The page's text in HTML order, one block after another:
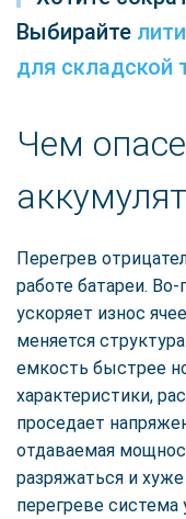
Выбирайте
для складской
Чем
Перегрев
работе батареи.
ускоряет износ
меняется
емкость быстрее
характеристики,
проседает
отдаваемая
разряжаться и
перегреве